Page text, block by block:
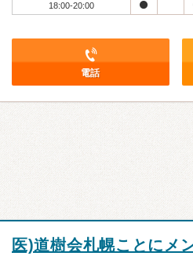
18:00-20:00
電話
医)道樹会札幌ことにメ